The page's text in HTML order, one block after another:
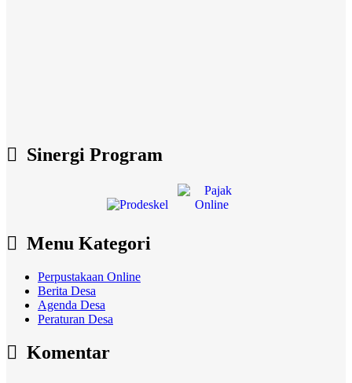
Sinergi Program
Menu Kategori
Perpustakaan Online
Berita Desa
Agenda Desa
Peraturan Desa
Komentar